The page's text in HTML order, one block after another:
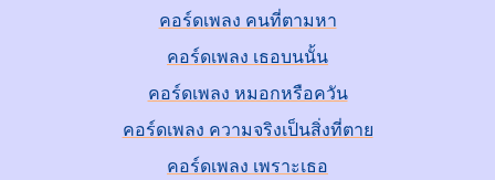
คอร์ดเพลง คนที่ตามหา
คอร์ดเพลง เธอบนนั้น
คอร์ดเพลง หมอกหรือควัน
คอร์ดเพลง ความจริงเป็นสิ่งที่ตาย
คอร์ดเพลง เพราะเธอ